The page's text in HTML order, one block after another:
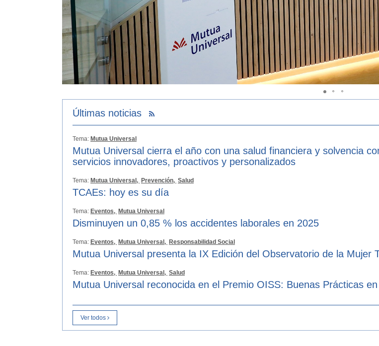
Últimas noticias
Tema: Mutua Universal
Mutua Universal cierra el año con una salud financiera y solvencia
servicios innovadores, proactivos y personalizados
Tema: Mutua Universal, Prevención, Salud
TCAEs: hoy es su día
Tema: Eventos, Mutua Universal
Disminuyen un 0,85 % los accidentes laborales en 2025
Tema: Eventos, Mutua Universal, Responsabilidad Social
Mutua Universal presenta la IX Edición del Observatorio de la Mujer
Tema: Eventos, Mutua Universal, Salud
Mutua Universal reconocida en el Premio OISS: Buenas Prácticas
Ver todos